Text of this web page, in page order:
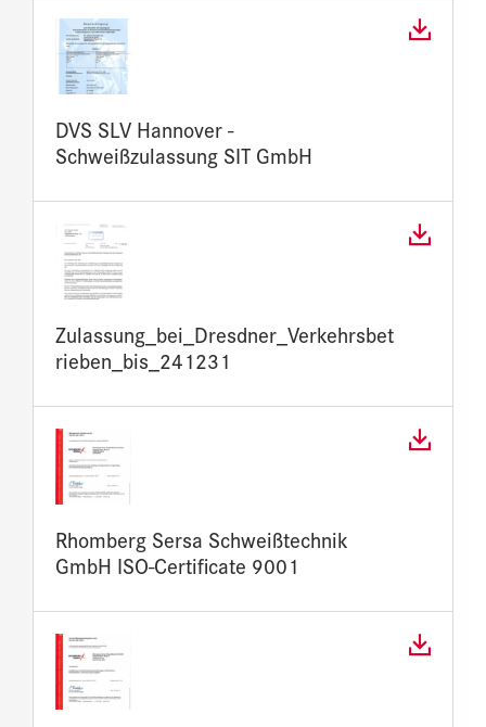
DVS SLV Hannover -
Schweißzulassung SIT GmbH
Zulassung_bei_Dresdner_Verkehrsbet
rieben_bis_241231
Rhomberg Sersa Schweißtechnik
GmbH ISO-Certificate 9001